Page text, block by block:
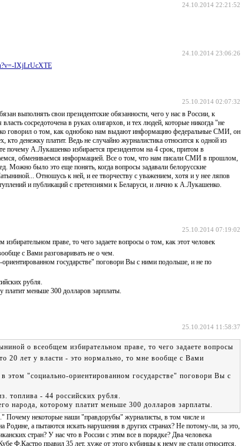
24.10.2014 22:21:52
24.10.2014 23:06:26
IXjLrUcXTE
25.10.2014 02:07:32
выполнять свои президентские обязанности, чего у нас в России, к
сосредоточена в руках олигархов, и тех людей, которые никогда "не
говорил о том, как однобоко нам выдают информацию федеральные СМИ, он
денежку платит. Ведь не случайно журналистика относится к одной из
почему А.Лукашенко избирается президентом на 4 срок, притом в
обмениваемся информацией. Все о том, что нам писали СМИ в прошлом,
Можно было это еще понять, когда вопросы задавали белорусские
Отношусь к ней, и ее творчеству с уважением, хотя и у нее ляпов
и публикаций с претензиями к Беларуси, и лично к А.Лукашенко.
25.10.2014 07:19:02
праве, то чего задаете вопросы о том, как этот человек
с Вами разговаривать не о чем.
государстве" поговори Вы с ними подольше, и не по
рубля.
платит меньше 300 долларов зарплаты.
25.10.2014 11:58:37
о всеобщем избирательном праве, то чего задаете вопросы
20 лет у власти - это нормально, то мне вообще с Вами
"социально-ориентированном государстве" поговори Вы с
топлива - 44 российских рубля.
народа, которому платит меньше 300 долларов зарплаты.
Почему некоторые наши "правдорубы" журналисты, в том числе и
а пытаются искать нарушения в других странах? Не потому-ли, за это,
стран? У нас что в России с этим все в порядке? Два человека
Ф.Кастро правил 35 лет, хуже от этого кубинцы к нему не стали относится.